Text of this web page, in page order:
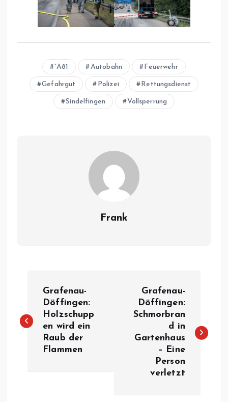
'A81 Autobahn Feuerwehr
Gefahrgut Polizei Rettungsdienst
Sindelfingen Vollsperrung
Frank
i
Grafenau-
Döffingen:
Holzschupp
en wird ein
Raub der
Flammen
Grafenau-
Döffingen:
Schmorbran
d in
Gartenhaus
– Eine
Person
verletzt